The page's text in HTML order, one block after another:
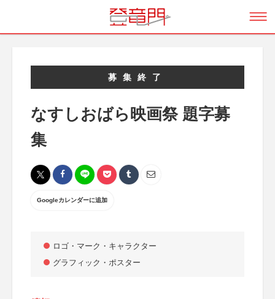
募集終了
なすしおばら映画祭 題字募
集
Googleカレンダーに追加
ロゴ・マーク・キャラクター
グラフィック・ポスター